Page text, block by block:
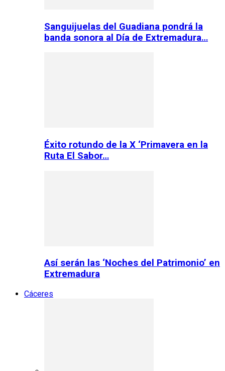
Sanguijuelas del Guadiana pondrá la
banda sonora al Día de Extremadura…
Éxito rotundo de la X ‘Primavera en la
Ruta El Sabor…
Así serán las ‘Noches del Patrimonio’ en
Extremadura
Cáceres